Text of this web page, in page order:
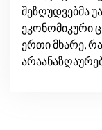
შეზღუდვებმა
ეკონომიკური
ერთი მხარე,